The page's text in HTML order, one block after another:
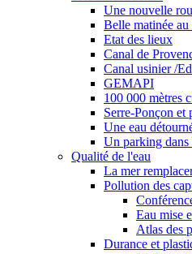
Une nouvelle
Belle matinée
Etat des lieux
Canal de
Canal usinier /
GEMAPI
100 000 mètres
Serre-Ponçon et
Une eau
Un parking dans
Qualité de l'eau
La mer
Pollution des
Eau mise
Atlas des
Durance et